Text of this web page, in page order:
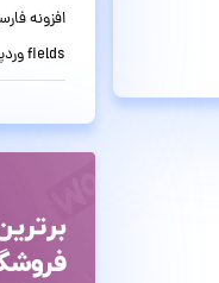
fields وردپرس نسخه حرفه ای 6.8.7